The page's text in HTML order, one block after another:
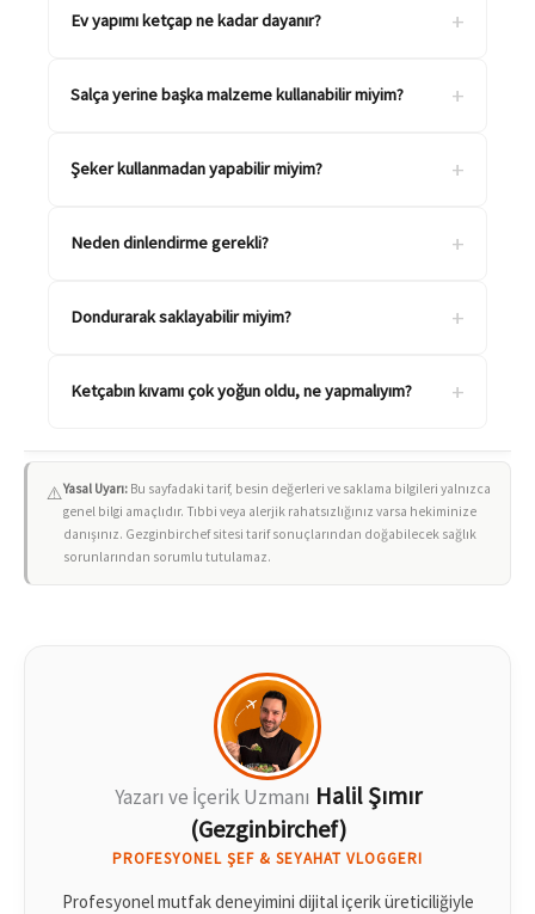
Ev yapımı ketçap ne kadar dayanır? +
Salça yerine başka malzeme kullanabilir miyim? +
Şeker kullanmadan yapabilir miyim? +
Neden dinlendirme gerekli? +
Dondurarak saklayabilir miyim? +
Ketçabın kıvamı çok yoğun oldu, ne yapmalıyım? +
⚠️Yasal Uyarı: Bu sayfadaki tarif, besin değerleri ve saklama bilgileri yalnızca
genel bilgi amaçlıdır. Tıbbi veya alerjik rahatsızlığınız varsa hekiminize
danışınız. Gezginbirchef sitesi tarif sonuçlarından doğabilecek sağlık
sorunlarından sorumlu tutulamaz.
Yazarı ve İçerik Uzmanı Halil Şımır
(Gezginbirchef)
PROFESYONEL ŞEF & SEYAHAT VLOGGERI
Profesyonel mutfak deneyimini dijital içerik üreticiliğiyle